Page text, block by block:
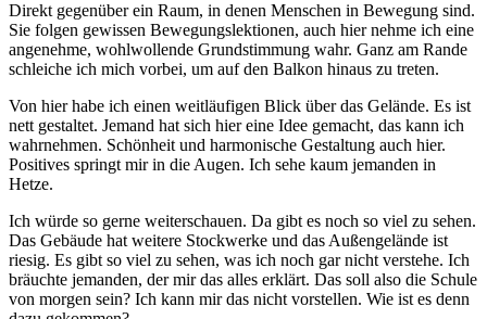
Direkt gegenüber ein Raum, in denen Menschen in Bewegung sind.
Sie folgen gewissen Bewegungslektionen, auch hier nehme ich eine
angenehme, wohlwollende Grundstimmung wahr. Ganz am Rande
schleiche ich mich vorbei, um auf den Balkon hinaus zu treten.
Von hier habe ich einen weitläufigen Blick über das Gelände. Es ist
nett gestaltet. Jemand hat sich hier eine Idee gemacht, das kann ich
wahrnehmen. Schönheit und harmonische Gestaltung auch hier.
Positives springt mir in die Augen. Ich sehe kaum jemanden in
Hetze.
Ich würde so gerne weiterschauen. Da gibt es noch so viel zu sehen.
Das Gebäude hat weitere Stockwerke und das Außengelände ist
riesig. Es gibt so viel zu sehen, was ich noch gar nicht verstehe. Ich
bräuchte jemanden, der mir das alles erklärt. Das soll also die Schule
von morgen sein? Ich kann mir das nicht vorstellen. Wie ist es denn